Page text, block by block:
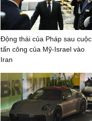
Động thái của Pháp sau cuộc
tấn công của Mỹ-Israel vào
Iran